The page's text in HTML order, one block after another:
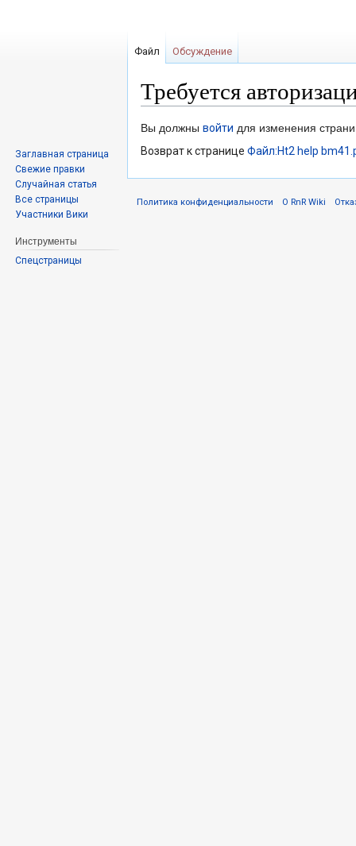
Требуется
Перейти
к
Перейти
к
Вы должны войти для изменения
Возврат к странице Файл:Ht2 help
Файл Обсуждение
Заглавная страница
Свежие правки
Случайная статья
Все страницы
Участники Вики
Инструменты
Спецстраницы
Политика конфиденциальности О RnR Wiki